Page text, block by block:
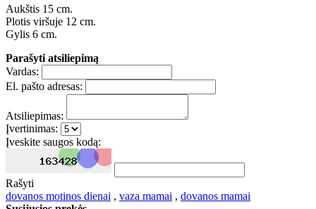
Aukštis 15 cm.
Plotis viršuje 12 cm.
Gylis 6 cm.
Parašyti atsiliepimą
Vardas:
El. pašto adresas:
Atsiliepimas:
Įvertinimas:
Įveskite saugos kodą:
Rašyti
dovanos motinos dienai , vaza mamai , dovanos mamai